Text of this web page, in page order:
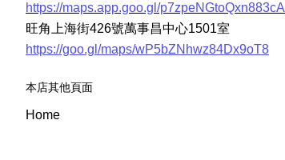
https://maps.app.goo.gl/p7zpeNGtoQxn883cA
旺角上海街426號萬事昌中心1501室
https://goo.gl/maps/wP5bZNhwz84Dx9oT8
本店其他頁面
Home